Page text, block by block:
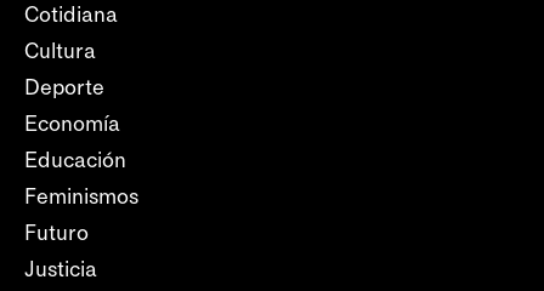
Cotidiana
Cultura
Deporte
Economía
Educación
Feminismos
Futuro
Justicia